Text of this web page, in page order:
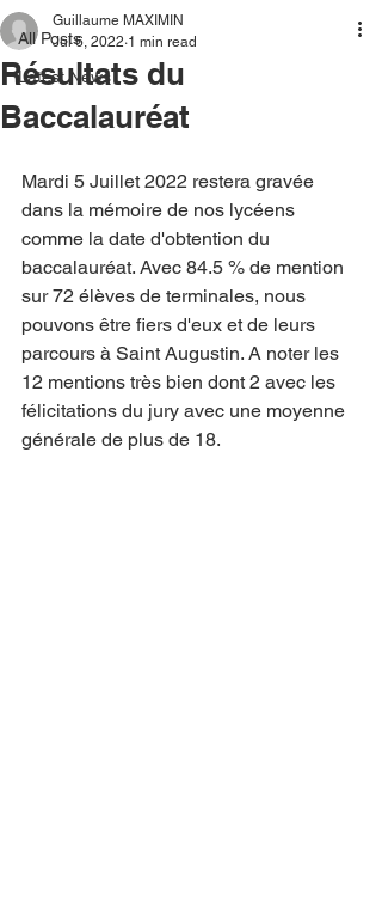
All Posts
Latest News
Résultats du
Baccalauréat
Guillaume MAXIMIN
Jul 6, 2022 1 min read
Mardi 5 Juillet 2022 restera gravée
dans la mémoire de nos lycéens
comme la date d'obtention du
baccalauréat. Avec 84.5 % de mention
sur 72 élèves de terminales, nous
pouvons être fiers d'eux et de leurs
parcours à Saint Augustin. A noter les
12 mentions très bien dont 2 avec les
félicitations du jury avec une moyenne
générale de plus de 18.